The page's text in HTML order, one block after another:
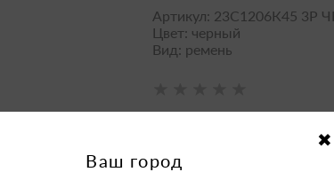
Артикул: 23С1206К45 3Р
Цвет: черный
Вид: ремень
Ваш город